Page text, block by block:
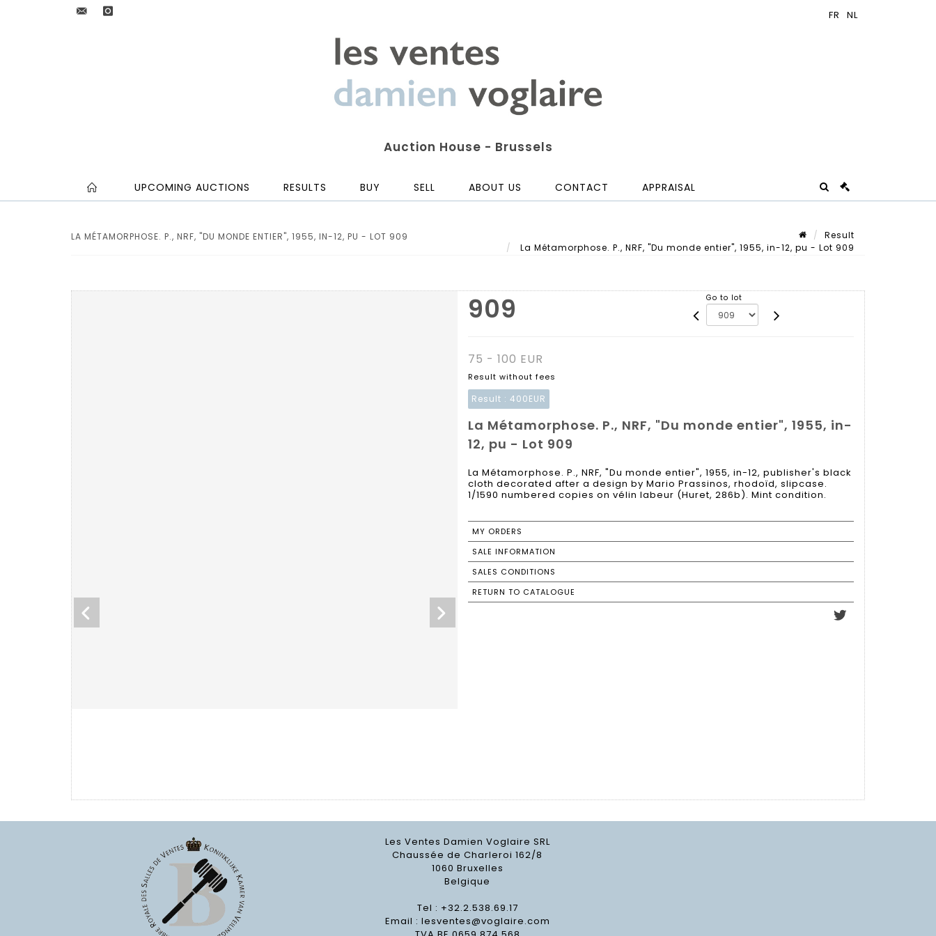
Auction House - Brussels
UPCOMING AUCTIONS RESULTS BUY SELL ABOUT US CONTACT APPRAISAL
LA MÉTAMORPHOSE. P., NRF, "DU MONDE ENTIER", 1955, IN-12, PU - LOT 909
Result
La Métamorphose. P., NRF, "Du monde entier", 1955, in-12, pu - Lot 909
909 Go to lot
75 - 100 EUR
Result without fees
Result : 400EUR
La Métamorphose. P., NRF, "Du monde entier", 1955, in-
12, pu - Lot 909
La Métamorphose. P., NRF, "Du monde entier", 1955, in-12, publisher's black
cloth decorated after a design by Mario Prassinos, rhodoïd, slipcase.
1/1590 numbered copies on vélin labeur (Huret, 286b). Mint condition.
MY ORDERS
SALE INFORMATION
SALES CONDITIONS
RETURN TO CATALOGUE
Les Ventes Damien Voglaire SRL
Chaussée de Charleroi 162/8
1060 Bruxelles
Belgique
Tel : +32.2.538.69.17
Email : lesventes@voglaire.com